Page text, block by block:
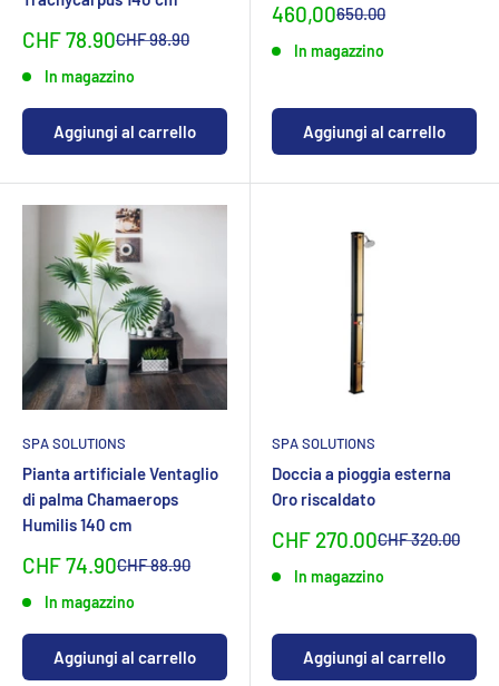
Sonderpreis
CHF 78.90Normalpreis
CHF 98.90
In magazzino
Aggiungi al carrello
Prezzo
460,00Prezzo
650.00
In magazzino
Aggiungi al carrello
SPA SOLUTIONS
Pianta artificiale Ventaglio
di palma Chamaerops
Humilis 140 cm
Sonderpreis
CHF 74.90Normalpreis
CHF 88.90
In magazzino
Aggiungi al carrello
SPA SOLUTIONS
Doccia a pioggia esterna
Oro riscaldato
Sonderpreis
CHF 270.00Normalpreis
CHF 320.00
In magazzino
Aggiungi al carrello